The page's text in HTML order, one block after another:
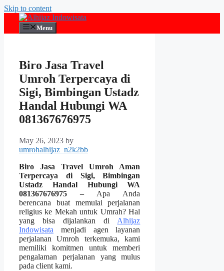
Skip to content
Menu
Biro Jasa Travel
Umroh Terpercaya di
Sigi, Bimbingan Ustadz
Handal Hubungi WA
081367676975
May 26, 2023 by
umrohalhijaz_n2k2bb
Biro Jasa Travel Umroh Aman
Terpercaya di Sigi, Bimbingan
Ustadz Handal Hubungi WA
081367676975 – Apa Anda
berencana buat memulai perjalanan
religius ke Mekah untuk Umrah? Hal
yang bisa dijalankan di Alhijaz
Indowisata menjadi agen layanan
perjalanan Umroh terkemuka, kami
memiliki komitmen untuk memberi
pengalaman perjalanan yang mulus
pada client kami.